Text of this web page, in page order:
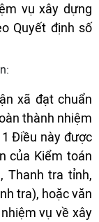
vụ xây dựng
Quyết định số
xã đạt chuẩn
thành nhiệm
Điều này được
của Kiểm toán
Thanh tra tỉnh,
tra), hoặc văn
vụ về xây